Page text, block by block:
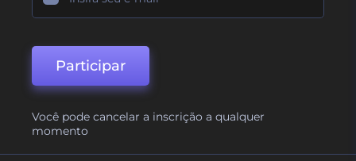
Participar
Você pode cancelar a inscrição a qualquer
momento